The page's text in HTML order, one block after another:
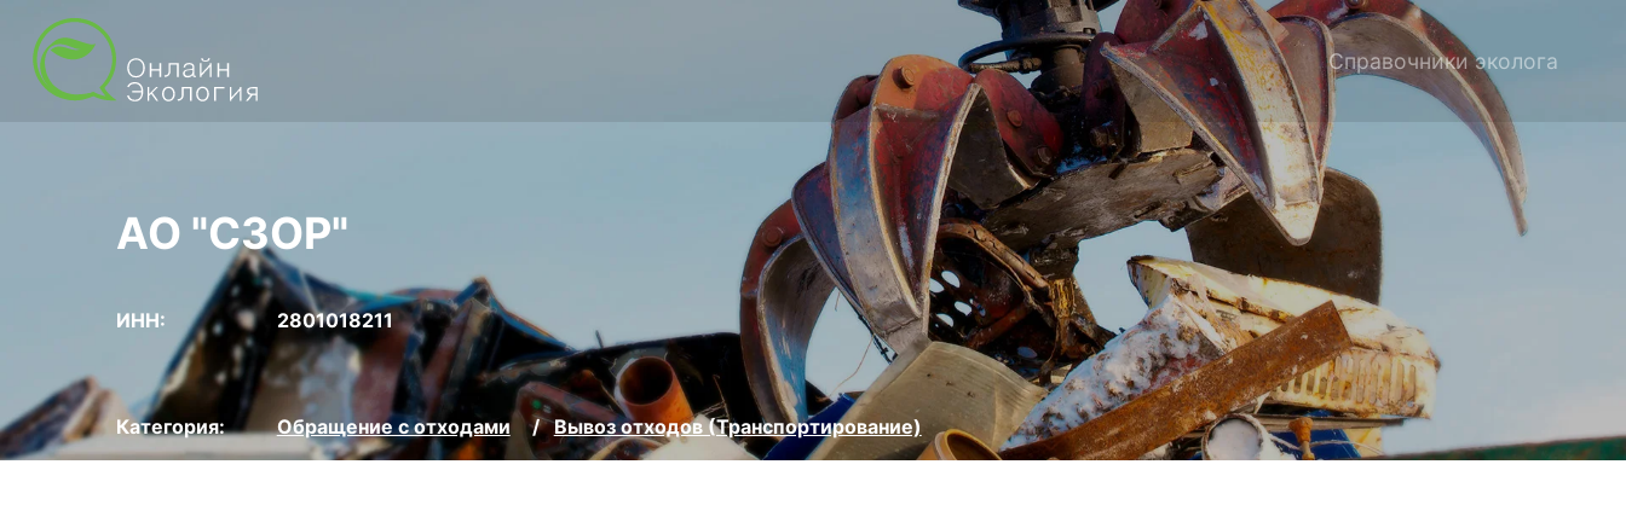
Справочники эколога
АО "СЗОР"
ИНН: 2801018211
Категория: Обращение с отходами Вывоз отходов (Транспортирование)